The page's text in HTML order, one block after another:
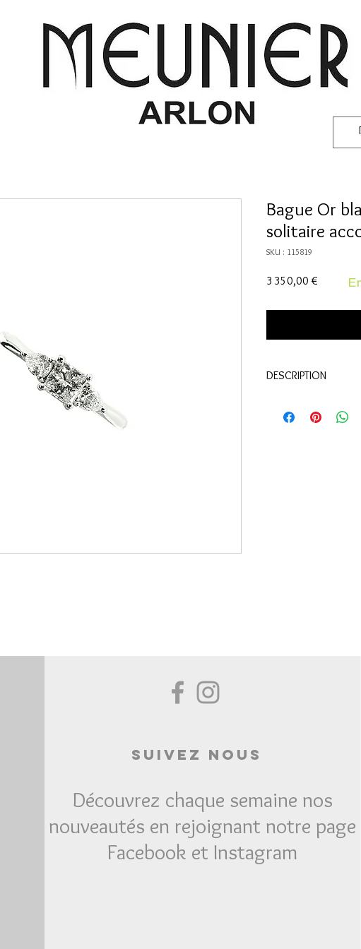
Bague Or
solitaire
SKU : 115819
3 350,00 €
DESCRIPTION
Pierres:
Diamant
Suivez Nous
Découvrez chaque semaine nos
nouveautés en rejoignant notre page
Facebook et Instagram